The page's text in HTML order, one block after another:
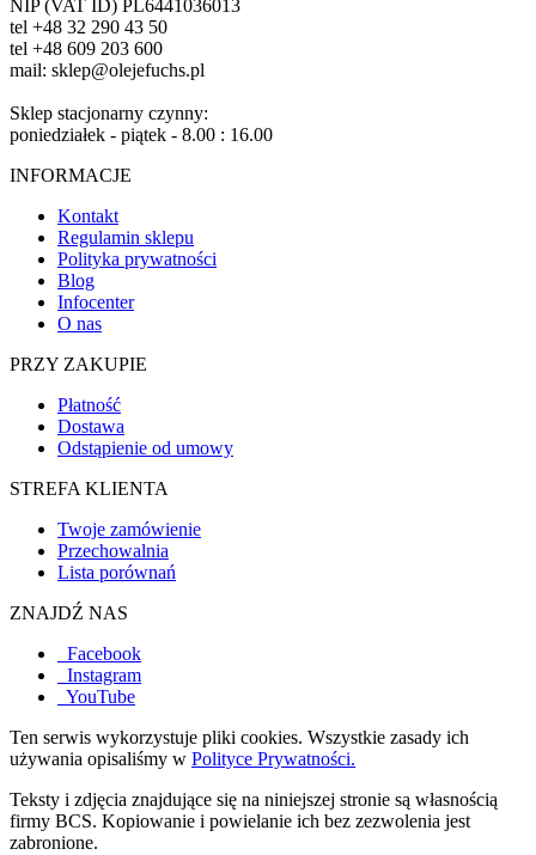
NIP (VAT ID) PL6441036013
tel +48 32 290 43 50
tel +48 609 203 600
mail: sklep@olejefuchs.pl
Sklep stacjonarny czynny:
poniedziałek - piątek - 8.00 : 16.00
INFORMACJE
Kontakt
Regulamin sklepu
Polityka prywatności
Blog
Infocenter
O nas
PRZY ZAKUPIE
Płatność
Dostawa
Odstąpienie od umowy
STREFA KLIENTA
Twoje zamówienie
Przechowalnia
Lista porównań
ZNAJDŹ NAS
Facebook
Instagram
YouTube
Ten serwis wykorzystuje pliki cookies. Wszystkie zasady ich
używania opisaliśmy w Polityce Prywatności.
Teksty i zdjęcia znajdujące się na niniejszej stronie są własnością
firmy BCS. Kopiowanie i powielanie ich bez zezwolenia jest
zabronione.